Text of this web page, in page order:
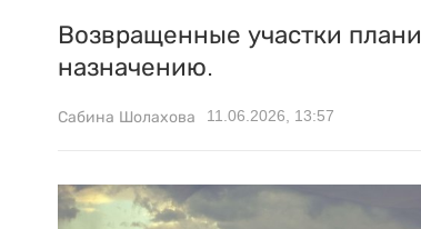
Возвращенные участки
назначению.
Сабина Шолахова 11.06.2026, 13:57